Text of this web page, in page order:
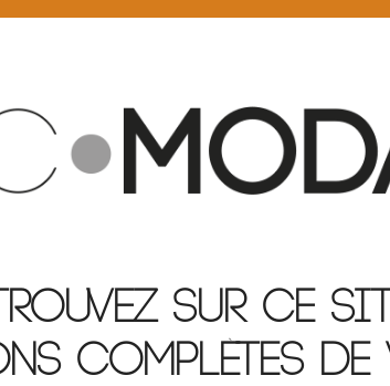
sur ce
complètes